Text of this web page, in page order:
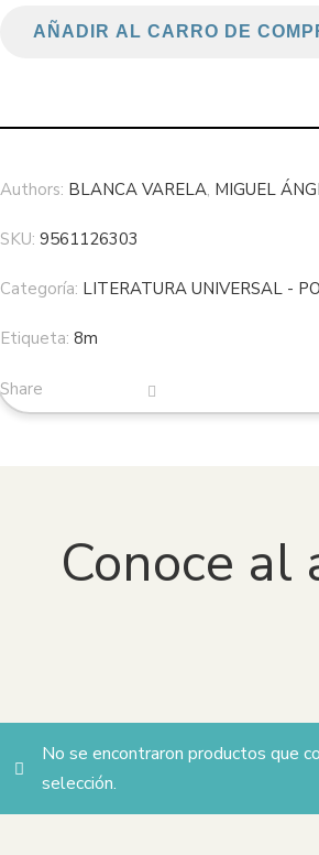
AÑADIR AL CARRO DE
Authors: BLANCA VARELA, MIGUEL
SKU: 9561126303
Categoría: LITERATURA UNIVERSAL -
Etiqueta: 8m
Share
Conoce al
No se encontraron productos que
selección.